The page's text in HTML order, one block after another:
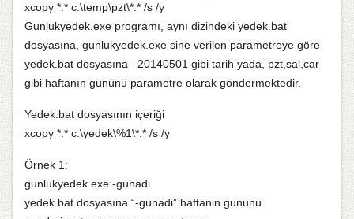
xcopy *.* c:\temp\pzt\*.* /s /y
Gunlukyedek.exe programı, aynı dizindeki yedek.bat
dosyasına, gunlukyedek.exe sine verilen parametreye göre
yedek.bat dosyasına 20140501 gibi tarih yada, pzt,sal,car
gibi haftanın gününü parametre olarak göndermektedir.
Yedek.bat dosyasının içeriği
xcopy *.* c:\yedek\%1\*.* /s /y
Örnek 1:
gunlukyedek.exe -gunadi
yedek.bat dosyasına “-gunadi” haftanin gununu